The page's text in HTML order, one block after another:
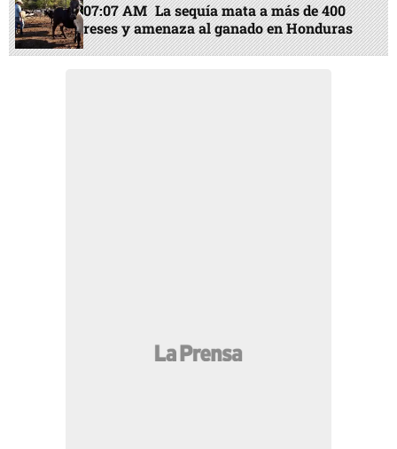
07:07 AM La sequía mata a más de 400
reses y amenaza al ganado en Honduras